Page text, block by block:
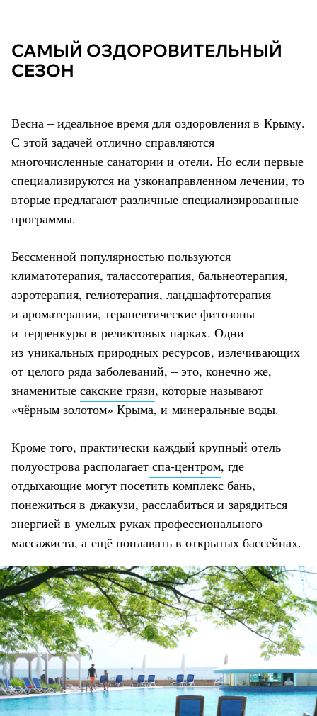
САМЫЙ ОЗДОРОВИТЕЛЬНЫЙ
СЕЗОН
Весна – идеальное время для оздоровления в Крыму.
С этой задачей отлично справляются
многочисленные санатории и отели. Но если первые
специализируются на узконаправленном лечении, то
вторые предлагают различные специализированные
программы.
Бессменной популярностью пользуются
климатотерапия, талассотерапия, бальнеотерапия,
аэротерапия, гелиотерапия, ландшафтотерапия
и ароматерапия, терапевтические фитозоны
и терренкуры в реликтовых парках. Одни
из уникальных природных ресурсов, излечивающих
от целого ряда заболеваний, – это, конечно же,
знаменитые сакские грязи, которые называют
«чёрным золотом» Крыма, и минеральные воды.
Кроме того, практически каждый крупный отель
полуострова располагает спа-центром, где
отдыхающие могут посетить комплекс бань,
понежиться в джакузи, расслабиться и зарядиться
энергией в умелых руках профессионального
массажиста, а ещё поплавать в открытых бассейнах.